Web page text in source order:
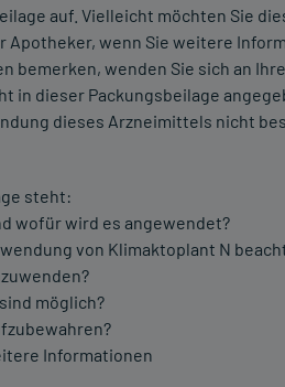
auf. Vielleicht möchten Sie
Apotheker, wenn Sie weitere
bemerken, wenden Sie sich an
in dieser Packungsbeilage
dieses Arzneimittels nicht
steht:
wofür wird es angewendet?
von Klimaktoplant N
möglich?
Informationen